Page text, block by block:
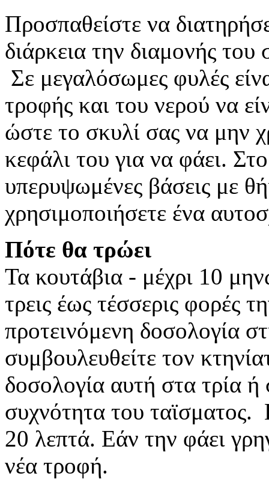
Προσπαθείστε να
διάρκεια την διαμονής
Σε μεγαλόσωμες φυλές
τροφής και του νερού να
ώστε το σκυλί σας να μην
κεφάλι του για να φάει.
υπερυψωμένες βάσεις με
χρησιμοποιήσετε ένα
Πότε θα τρώει
Τα κουτάβια - μέχρι 10
τρεις έως τέσσερις φορές
προτεινόμενη δοσολογία
συμβουλευθείτε τον
δοσολογία αυτή στα τρία
συχνότητα του ταϊσματος.
20 λεπτά. Εάν την φάει
νέα τροφή.